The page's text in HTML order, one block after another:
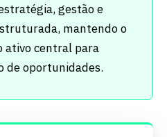
gestão e
mantendo o
ativo central para
de oportunidades.